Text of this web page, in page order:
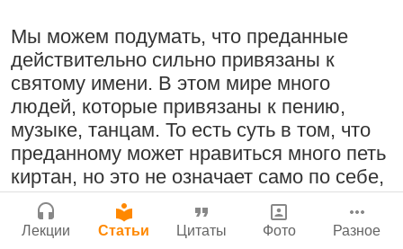
исполняя его бхаджаны
1:14:02 |12 сентября
2008|Бойсе, Айдахо, США
Радхарани — глава департамента
служений
1:05:35 7 сентября 2008|
Мы можем подумать, что преданные
действительно сильно привязаны к
святому имени. В этом мире много
людей, которые привязаны к пению,
музыке, танцам. То есть суть в том, что
преданному может нравиться много петь
киртан, но это не означает само по себе,
что он привязан к святому имени
Господа. Возможно, они в большей
24 июля 2026
Подрыватели доверия к себе
22 июля 2026
Джанмаштами в Тбилиси 2025
Лекции Статьи Цитаты Фото Разное